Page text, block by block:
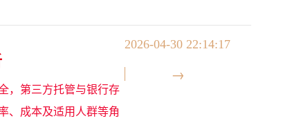
2026-04-30 22:14:17
，第三方托管与银行存
、成本及适用人群等角